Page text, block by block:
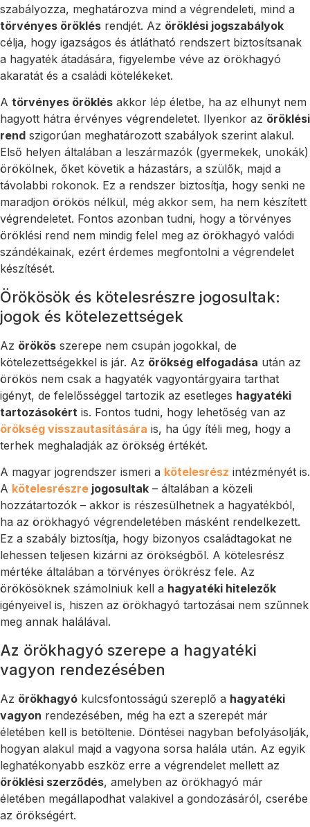
szabályozza, meghatározva mind a végrendeleti, mind a
törvényes öröklés rendjét. Az öröklési jogszabályok
célja, hogy igazságos és átlátható rendszert biztosítsanak
a hagyaték átadására, figyelembe véve az örökhagyó
akaratát és a családi kötelékeket.
A törvényes öröklés akkor lép életbe, ha az elhunyt nem
hagyott hátra érvényes végrendeletet. Ilyenkor az öröklési
rend szigorúan meghatározott szabályok szerint alakul.
Első helyen általában a leszármazók (gyermekek, unokák)
örökölnek, őket követik a házastárs, a szülők, majd a
távolabbi rokonok. Ez a rendszer biztosítja, hogy senki ne
maradjon örökös nélkül, még akkor sem, ha nem készített
végrendeletet. Fontos azonban tudni, hogy a törvényes
öröklési rend nem mindig felel meg az örökhagyó valódi
szándékainak, ezért érdemes megfontolni a végrendelet
készítését.
Örökösök és kötelesrészre jogosultak:
jogok és kötelezettségek
Az örökös szerepe nem csupán jogokkal, de
kötelezettségekkel is jár. Az örökség elfogadása után az
örökös nem csak a hagyaték vagyontárgyaira tarthat
igényt, de felelősséggel tartozik az esetleges hagyatéki
tartozásokért is. Fontos tudni, hogy lehetőség van az
örökség visszautasítására is, ha úgy ítéli meg, hogy a
terhek meghaladják az örökség értékét.
A magyar jogrendszer ismeri a kötelesrész intézményét is.
A kötelesrészre jogosultak – általában a közeli
hozzátartozók – akkor is részesülhetnek a hagyatékból,
ha az örökhagyó végrendeletében másként rendelkezett.
Ez a szabály biztosítja, hogy bizonyos családtagokat ne
lehessen teljesen kizárni az örökségből. A kötelesrész
mértéke általában a törvényes örökrész fele. Az
örökösöknek számolniuk kell a hagyatéki hitelezők
igényeivel is, hiszen az örökhagyó tartozásai nem szűnnek
meg annak halálával.
Az örökhagyó szerepe a hagyatéki
vagyon rendezésében
Az örökhagyó kulcsfontosságú szereplő a hagyatéki
vagyon rendezésében, még ha ezt a szerepét már
életében kell is betöltenie. Döntései nagyban befolyásolják,
hogyan alakul majd a vagyona sorsa halála után. Az egyik
leghatékonyabb eszköz erre a végrendelet mellett az
öröklési szerződés, amelyben az örökhagyó már
életében megállapodhat valakivel a gondozásáról, cserébe
az örökségért.